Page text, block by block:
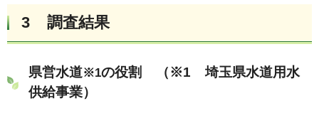
3 調査結果
県営水道※1の役割 （※1 埼玉県水道用水
供給事業）